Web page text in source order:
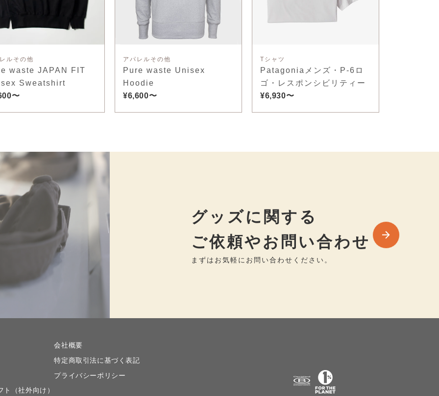
ルその他
waste JAPAN FIT
Sweatshirt
〜
アパレルその他
Pure waste Unisex
Hoodie
¥6,600〜
Tシャツ
Patagoniaメンズ・P-6ロ
ゴ・レスポンシビリティー
¥6,930〜
グッズに関する
ご依頼やお問い合わせ
まずはお気軽にお問い合わせください。
（社外向け）
会社概要
特定商取引法に基づく表記
プライバシーポリシー